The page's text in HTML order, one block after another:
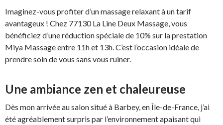
Imaginez-vous profiter d’un massage relaxant à un tarif
avantageux ! Chez 77130 La Line Deux Massage, vous
bénéficiez d’une réduction spéciale de 10% sur la prestation
Miya Massage entre 11h et 13h. C’est l’occasion idéale de
prendre soin de vous sans vous ruiner.
Une ambiance zen et chaleureuse
Dès mon arrivée au salon situé à Barbey, en Île-de-France, j’ai
été agréablement surpris par l’environnement apaisant qui